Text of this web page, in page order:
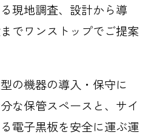
現地調査、設計から導
でワンストップでご提案
の機器の導入・保守に
な保管スペースと、サイ
電子黒板を安全に運ぶ運